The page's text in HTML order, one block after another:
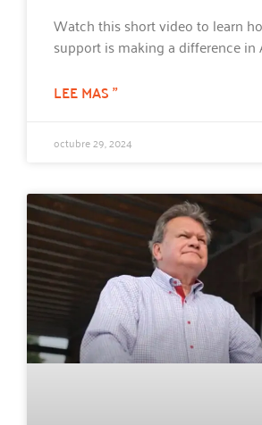
Watch this short video to learn
support is making a difference in
LEE MAS "
octubre 29, 2024